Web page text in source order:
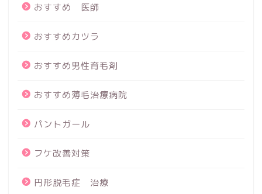
おすすめ 医師
おすすめカツラ
おすすめ男性育毛剤
おすすめ薄毛治療病院
パントガール
フケ改善対策
円形脱毛症 治療